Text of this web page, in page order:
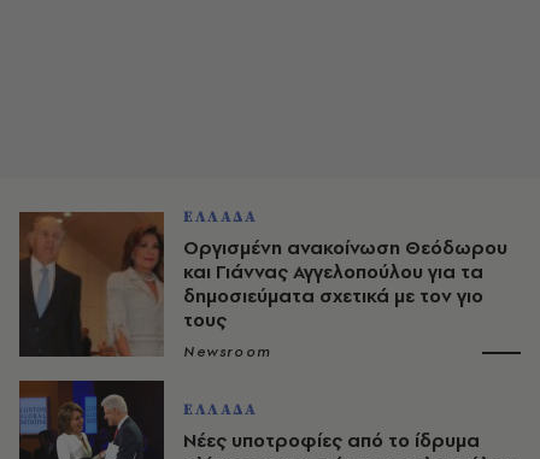
ΕΛΛΑΔΑ
Οργισμένη ανακοίνωση Θεόδωρου
και Γιάννας Αγγελοπούλου για τα
δημοσιεύματα σχετικά με τον γιο
τους
Newsroom
ΕΛΛΑΔΑ
Νέες υποτροφίες από το ίδρυμα